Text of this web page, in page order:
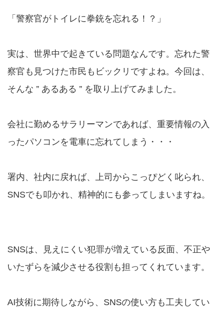
「警察官がトイレに拳銃を忘れる！？」
実は、世界中で起きている問題なんです。忘れた警
察官も見つけた市民もビックリですよね。今回は、
そんな ” あるある ” を取り上げてみました。
会社に勤めるサラリーマンであれば、重要情報の入
ったパソコンを電車に忘れてしまう・・・
署内、社内に戻れば、上司からこっぴどく叱られ、
SNSでも叩かれ、精神的にも参ってしまいますね。
SNSは、見えにくい犯罪が増えている反面、不正や
いたずらを減少させる役割も担ってくれています。
AI技術に期待しながら、SNSの使い方も工夫してい